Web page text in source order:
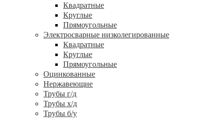
Квадратные
Круглые
Прямоугольные
Электросварные низколегированные
Квадратные
Круглые
Прямоугольные
Оцинкованные
Нержавеющие
Трубы г/д
Трубы х/д
Трубы б/у